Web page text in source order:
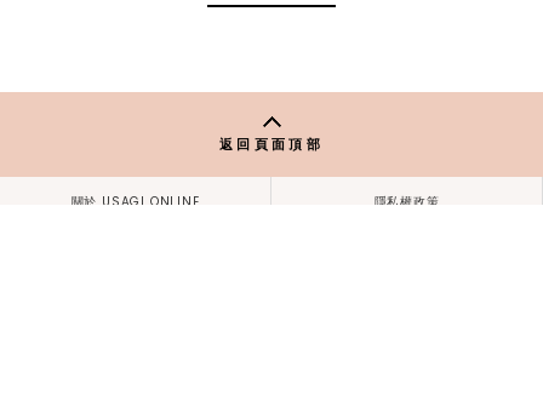
返回頁面頂部
關於 USAGI ONLINE 隱私權政策